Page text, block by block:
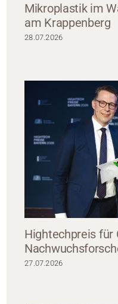
Mikroplastik im
am Krappenberg
28.07.2026
Hightechpreis für
27.07.2026